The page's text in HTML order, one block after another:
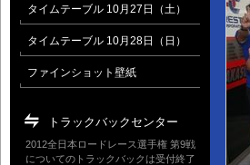
タイムテーブル 10月27日（土）
タイムテーブル 10月28日（日）
ファインショット壁紙
トラックバックセンター
2012全日本ロードレース選手権 第9戦
についてのトラックバックは受付終了